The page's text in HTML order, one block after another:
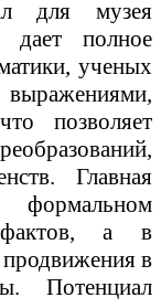
для музея
дает полное
ученых
позволяет
Главная
фактов, а в
в
Потенциал